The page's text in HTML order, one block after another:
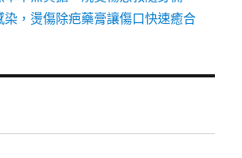
染，燙傷除疤藥膏讓傷口快速癒合